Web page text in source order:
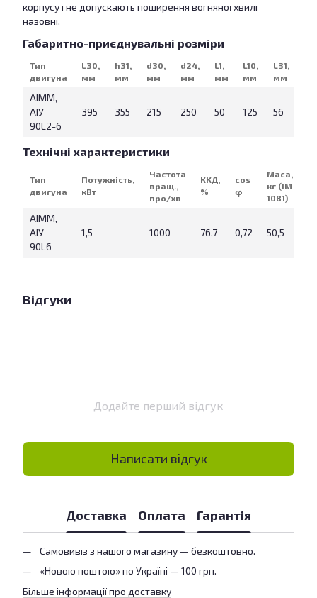
корпусу і не допускають поширення вогняної хвилі
назовні.
Габаритно-приєднувальні розміри
Тип
двигуна
L30,
мм
h31,
мм
d30,
мм
d24,
мм
L1,
мм
L10,
мм
L31,
мм
АІММ,
АІУ
90L2-6
395 355 215 250 50 125 56
Технічні характеристики
Тип
двигуна
Потужність,
кВт
Частота
вращ.,
про/хв
ККД,
%
cos
φ
Маса,
кг (IM
1081)
АІММ,
АІУ
90L6
1,5 1000 76,7 0,72 50,5
Відгуки
Додайте перший відгук
Написати відгук
Доставка Оплата Гарантія
Самовивіз з нашого магазину — безкоштовно.
«Новою поштою» по Україні — 100 грн.
Більше інформації про доставку